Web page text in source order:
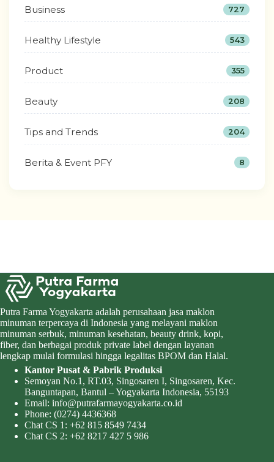
Business 727
Healthy Lifestyle 543
Product 355
Beauty 208
Tips and Trends 204
Berita & Event PFY 8
Putra Farma Yogyakarta adalah perusahaan jasa maklon
minuman terpercaya di Indonesia yang melayani maklon
minuman serbuk, minuman kesehatan, beauty drink, kopi,
fiber, dan berbagai produk private label dengan layanan
lengkap mulai formulasi hingga legalitas BPOM dan Halal.
Kantor Pusat & Pabrik Produksi
Semoyan No.1, RT.03, Singosaren I, Singosaren, Kec.
Banguntapan, Bantul – Yogyakarta Indonesia, 55193
Email: info@putrafarmayogyakarta.co.id
Phone: (0274) 4436368
Chat CS 1: +62 815 8549 7434
Chat CS 2: +62 8217 427 5 986